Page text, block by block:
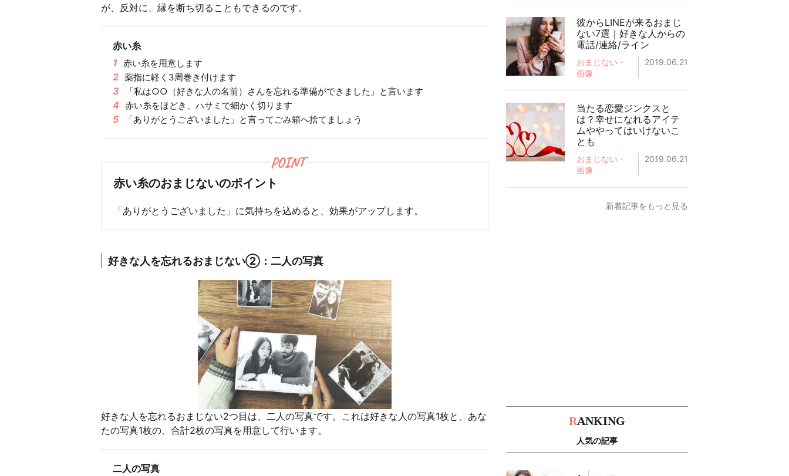
が、反対に、縁を断ち切ることもできるのです。
赤い糸
1 赤い糸を用意します
2 薬指に軽く3周巻き付けます
3 「私は○○（好きな人の名前）さんを忘れる準備ができました」と言います
4 赤い糸をほどき、ハサミで細かく切ります
5 「ありがとうございました」と言ってごみ箱へ捨てましょう
POINT
赤い糸のおまじないのポイント
「ありがとうございました」に気持ちを込めると、効果がアップします。
好きな人を忘れるおまじない②：二人の写真
好きな人を忘れるおまじない2つ目は、二人の写真です。これは好きな人の写真1枚と、あな
たの写真1枚の、合計2枚の写真を用意して行います。
二人の写真
彼からLINEが来るおまじ
ない7選｜好きな人からの
電話/連絡/ライン
おまじない・
画像
2019.06.21
当たる恋愛ジンクスと
は？幸せになれるアイテ
ムややってはいけないこ
とも
おまじない・
画像
2019.06.21
新着記事をもっと見る
RANKING
人気の記事